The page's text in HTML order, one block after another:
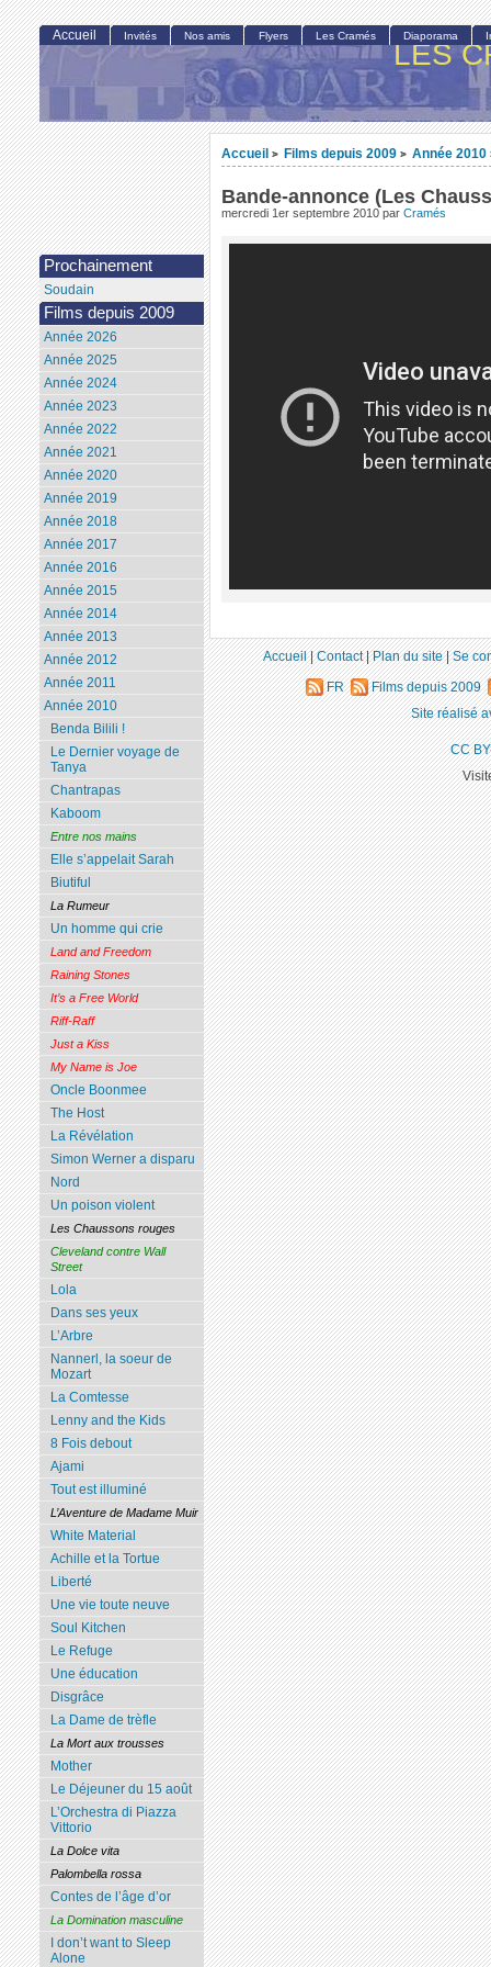
LES
Accueil > Films depuis 2009 > Année 2010
Bande-annonce (Les
mercredi 1er septembre 2010 par Cramés
Accueil Invités Nos amis Flyers Les Cramés Diaporama
Prochainement
Soudain
Films depuis 2009
Année 2026
Année 2025
Année 2024
Année 2023
Année 2022
Année 2021
Année 2020
Année 2019
Année 2018
Année 2017
Année 2016
Année 2015
Année 2014
Année 2013
Année 2012
Année 2011
Année 2010
Benda Bilili !
Le Dernier voyage de
Tanya
Chantrapas
Kaboom
Entre nos mains
Elle s’appelait Sarah
Biutiful
La Rumeur
Un homme qui crie
Land and Freedom
Raining Stones
It’s a Free World
Riff-Raff
Just a Kiss
My Name is Joe
Oncle Boonmee
The Host
La Révélation
Simon Werner a disparu
Nord
Un poison violent
Les Chaussons rouges
Cleveland contre Wall
Street
Lola
Dans ses yeux
L’Arbre
Nannerl, la soeur de
Mozart
La Comtesse
Lenny and the Kids
8 Fois debout
Ajami
Tout est illuminé
L’Aventure de Madame Muir
White Material
Achille et la Tortue
Liberté
Une vie toute neuve
Soul Kitchen
Le Refuge
Une éducation
Disgrâce
La Dame de trèfle
La Mort aux trousses
Mother
Le Déjeuner du 15 août
L’Orchestra di Piazza
Vittorio
La Dolce vita
Palombella rossa
Contes de l’âge d’or
La Domination masculine
I don’t want to Sleep
Alone
Accueil|Contact|Plan du site|Se
FR
Films depuis 2009
Site réalisé
CC